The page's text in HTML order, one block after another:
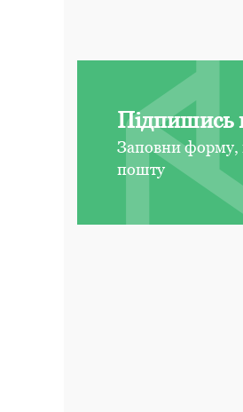
Підпишись
Заповни форму,
пошту